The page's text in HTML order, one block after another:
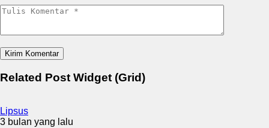
Related Post Widget (Grid)
Lipsus
3 bulan yang lalu